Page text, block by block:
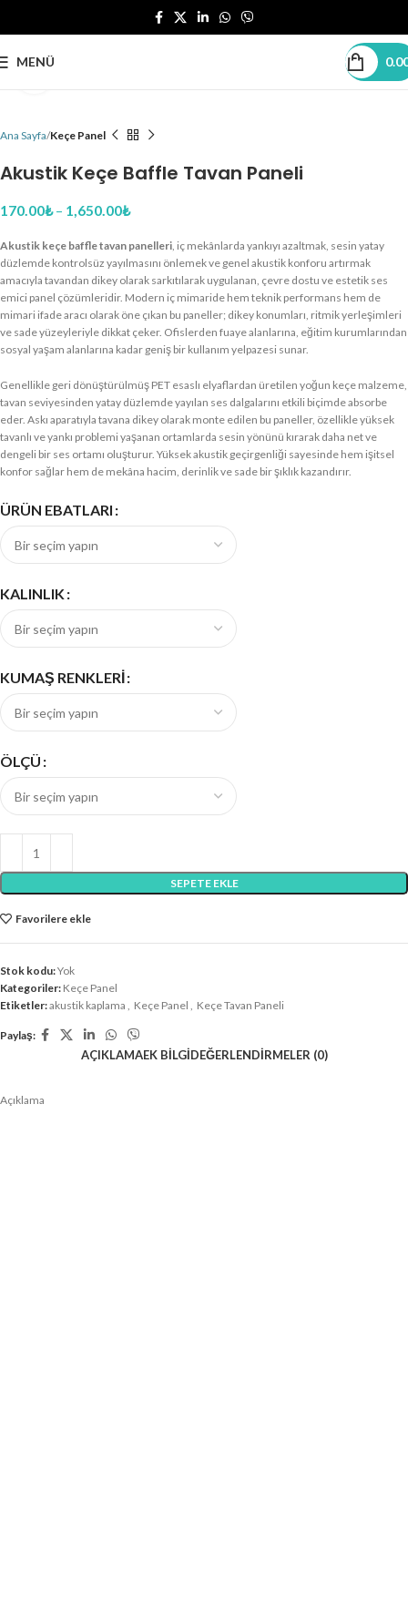
MENÜ
Ana Sayfa Keçe Panel
Akustik Keçe Baffle Tavan Paneli
170.00₺ – 1,650.00₺
Akustik keçe baffle tavan panelleri, iç mekânlarda yankıyı azaltmak, sesin yatay
düzlemde kontrolsüz yayılmasını önlemek ve genel akustik konforu artırmak
amacıyla tavandan dikey olarak sarkıtılarak uygulanan, çevre dostu ve estetik ses
emici panel çözümleridir. Modern iç mimaride hem teknik performans hem de
mimari ifade aracı olarak öne çıkan bu paneller; dikey konumları, ritmik yerleşimleri
ve sade yüzeyleriyle dikkat çeker. Ofislerden fuaye alanlarına, eğitim kurumlarından
sosyal yaşam alanlarına kadar geniş bir kullanım yelpazesi sunar.
Genellikle geri dönüştürülmüş PET esaslı elyaflardan üretilen yoğun keçe malzeme,
tavan seviyesinden yatay düzlemde yayılan ses dalgalarını etkili biçimde absorbe
eder. Askı aparatıyla tavana dikey olarak monte edilen bu paneller, özellikle yüksek
tavanlı ve yankı problemi yaşanan ortamlarda sesin yönünü kırarak daha net ve
dengeli bir ses ortamı oluşturur. Yüksek akustik geçirgenliği sayesinde hem işitsel
konfor sağlar hem de mekâna hacim, derinlik ve sade bir şıklık kazandırır.
ÜRÜN EBATLARI
KALINLIK
KUMAŞ RENKLERI
ÖLÇÜ
SEPETE EKLE
Favorilere ekle
Stok kodu:Yok
Kategoriler: Keçe Panel
Etiketler:akustik kaplama , Keçe Panel , Keçe Tavan Paneli
Paylaş:
AÇIKLAMAEK BILGIDEĞERLENDIRMELER (0)
Açıklama